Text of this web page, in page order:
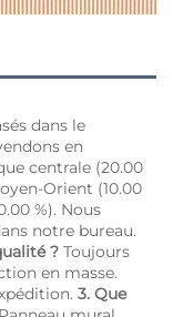
dans le
en
centrale (20.00
Orient (10.00
%). Nous
? Toujours
en masse.
3. Que